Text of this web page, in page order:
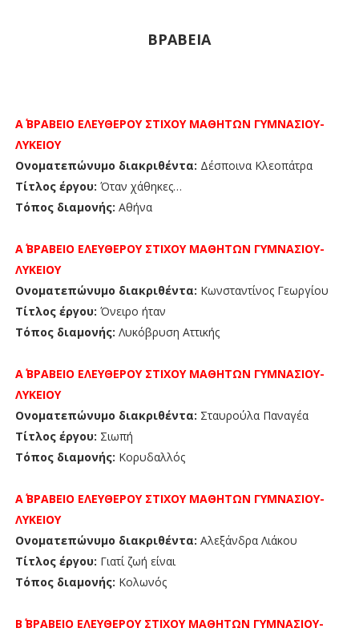
ΒΡΑΒΕΙΑ
Α΄ ΒΡΑΒΕΙΟ ΕΛΕΥΘΕΡΟΥ ΣΤΙΧΟΥ ΜΑΘΗΤΩΝ ΓΥΜΝΑΣΙΟΥ-
ΛΥΚΕΙΟΥ
Ονοματεπώνυμο διακριθέντα: Δέσποινα Κλεοπάτρα
Τίτλος έργου: Όταν χάθηκες…
Τόπος διαμονής: Αθήνα
Α΄ ΒΡΑΒΕΙΟ ΕΛΕΥΘΕΡΟΥ ΣΤΙΧΟΥ ΜΑΘΗΤΩΝ ΓΥΜΝΑΣΙΟΥ-
ΛΥΚΕΙΟΥ
Ονοματεπώνυμο διακριθέντα: Κωνσταντίνος Γεωργίου
Τίτλος έργου: Όνειρο ήταν
Τόπος διαμονής: Λυκόβρυση Αττικής
Α΄ ΒΡΑΒΕΙΟ ΕΛΕΥΘΕΡΟΥ ΣΤΙΧΟΥ ΜΑΘΗΤΩΝ ΓΥΜΝΑΣΙΟΥ-
ΛΥΚΕΙΟΥ
Ονοματεπώνυμο διακριθέντα: Σταυρούλα Παναγέα
Τίτλος έργου: Σιωπή
Τόπος διαμονής: Κορυδαλλός
Α΄ ΒΡΑΒΕΙΟ ΕΛΕΥΘΕΡΟΥ ΣΤΙΧΟΥ ΜΑΘΗΤΩΝ ΓΥΜΝΑΣΙΟΥ-
ΛΥΚΕΙΟΥ
Ονοματεπώνυμο διακριθέντα: Αλεξάνδρα Λιάκου
Τίτλος έργου: Γιατί ζωή είναι
Τόπος διαμονής: Κολωνός
Β΄ ΒΡΑΒΕΙΟ ΕΛΕΥΘΕΡΟΥ ΣΤΙΧΟΥ ΜΑΘΗΤΩΝ ΓΥΜΝΑΣΙΟΥ-